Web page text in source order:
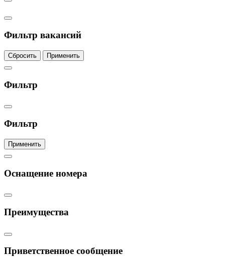
Фильтр вакансий
Сбросить Применить
Фильтр
Фильтр
Применить
Оснащение номера
Преимущества
Приветственное сообщение